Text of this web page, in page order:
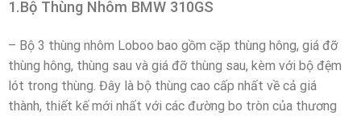
1.Bộ Thùng Nhôm BMW 310GS
– Bộ 3 thùng nhôm Loboo bao gồm cặp thùng hông, giá đỡ
thùng hông, thùng sau và giá đỡ thùng sau, kèm với bộ đệm
lót trong thùng. Đây là bộ thùng cao cấp nhất về cả giá
thành, thiết kế mới nhất với các đường bo tròn của thương